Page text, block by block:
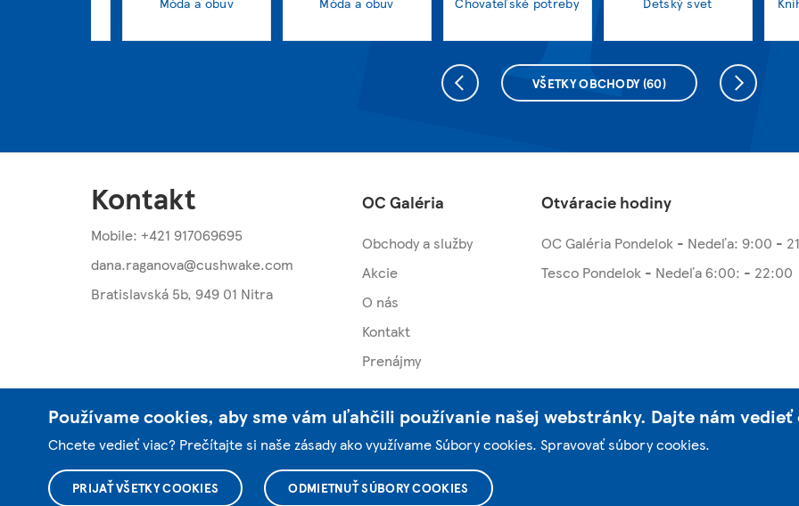
VŠETKY OBCHODY(60)
Kontakt
Mobile: +421 917069695
dana.raganova@cushwake.com
Bratislavská 5b, 949 01 Nitra
OC Galéria
Obchody a služby
Akcie
O nás
Kontakt
Prenájmy
Otváracie hodiny
OC Galéria Pondelok - Nedeľa: 9:00 -
Tesco Pondelok - Nedeľa 6:00: - 22:00
© 2004 - 2026 OC Galéria
Používame cookies, aby sme vám uľahčili používanie našej webstránky. Dajte nám
Chcete vedieť viac? Prečítajte si naše zásady ako využívame Súbory cookies. Spravovať súbory cookies.
PRIJAŤ VŠETKY COOKIES ODMIETNUŤ SÚBORY COOKIES